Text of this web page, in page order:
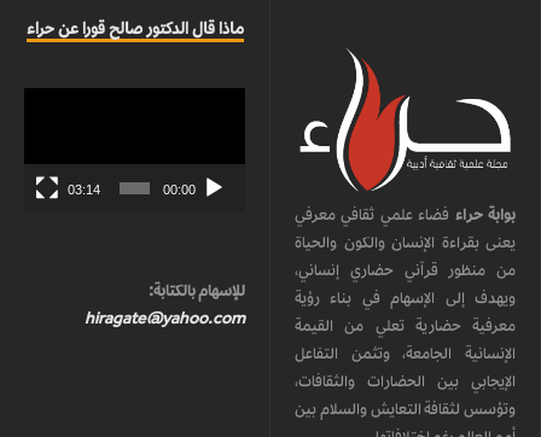
بوابة حراء فضاء علمي ثقافي معرفي
يعنى بقراءة الإنسان والكون والحياة
من منظور قرآني حضاري إنساني،
ويهدف إلى الإسهام في بناء رؤية
معرفية حضارية تعلي من القيمة
الإنسانية الجامعة، وتثمن التفاعل
الإيجابي بين الحضارات والثقافات،
وتؤسس لثقافة التعايش والسلام بين
ماذا قال الدكتور صالح قورا عن حراء
00:00
03:14
للإسهام بالكتابة:
hiragate@yahoo.com